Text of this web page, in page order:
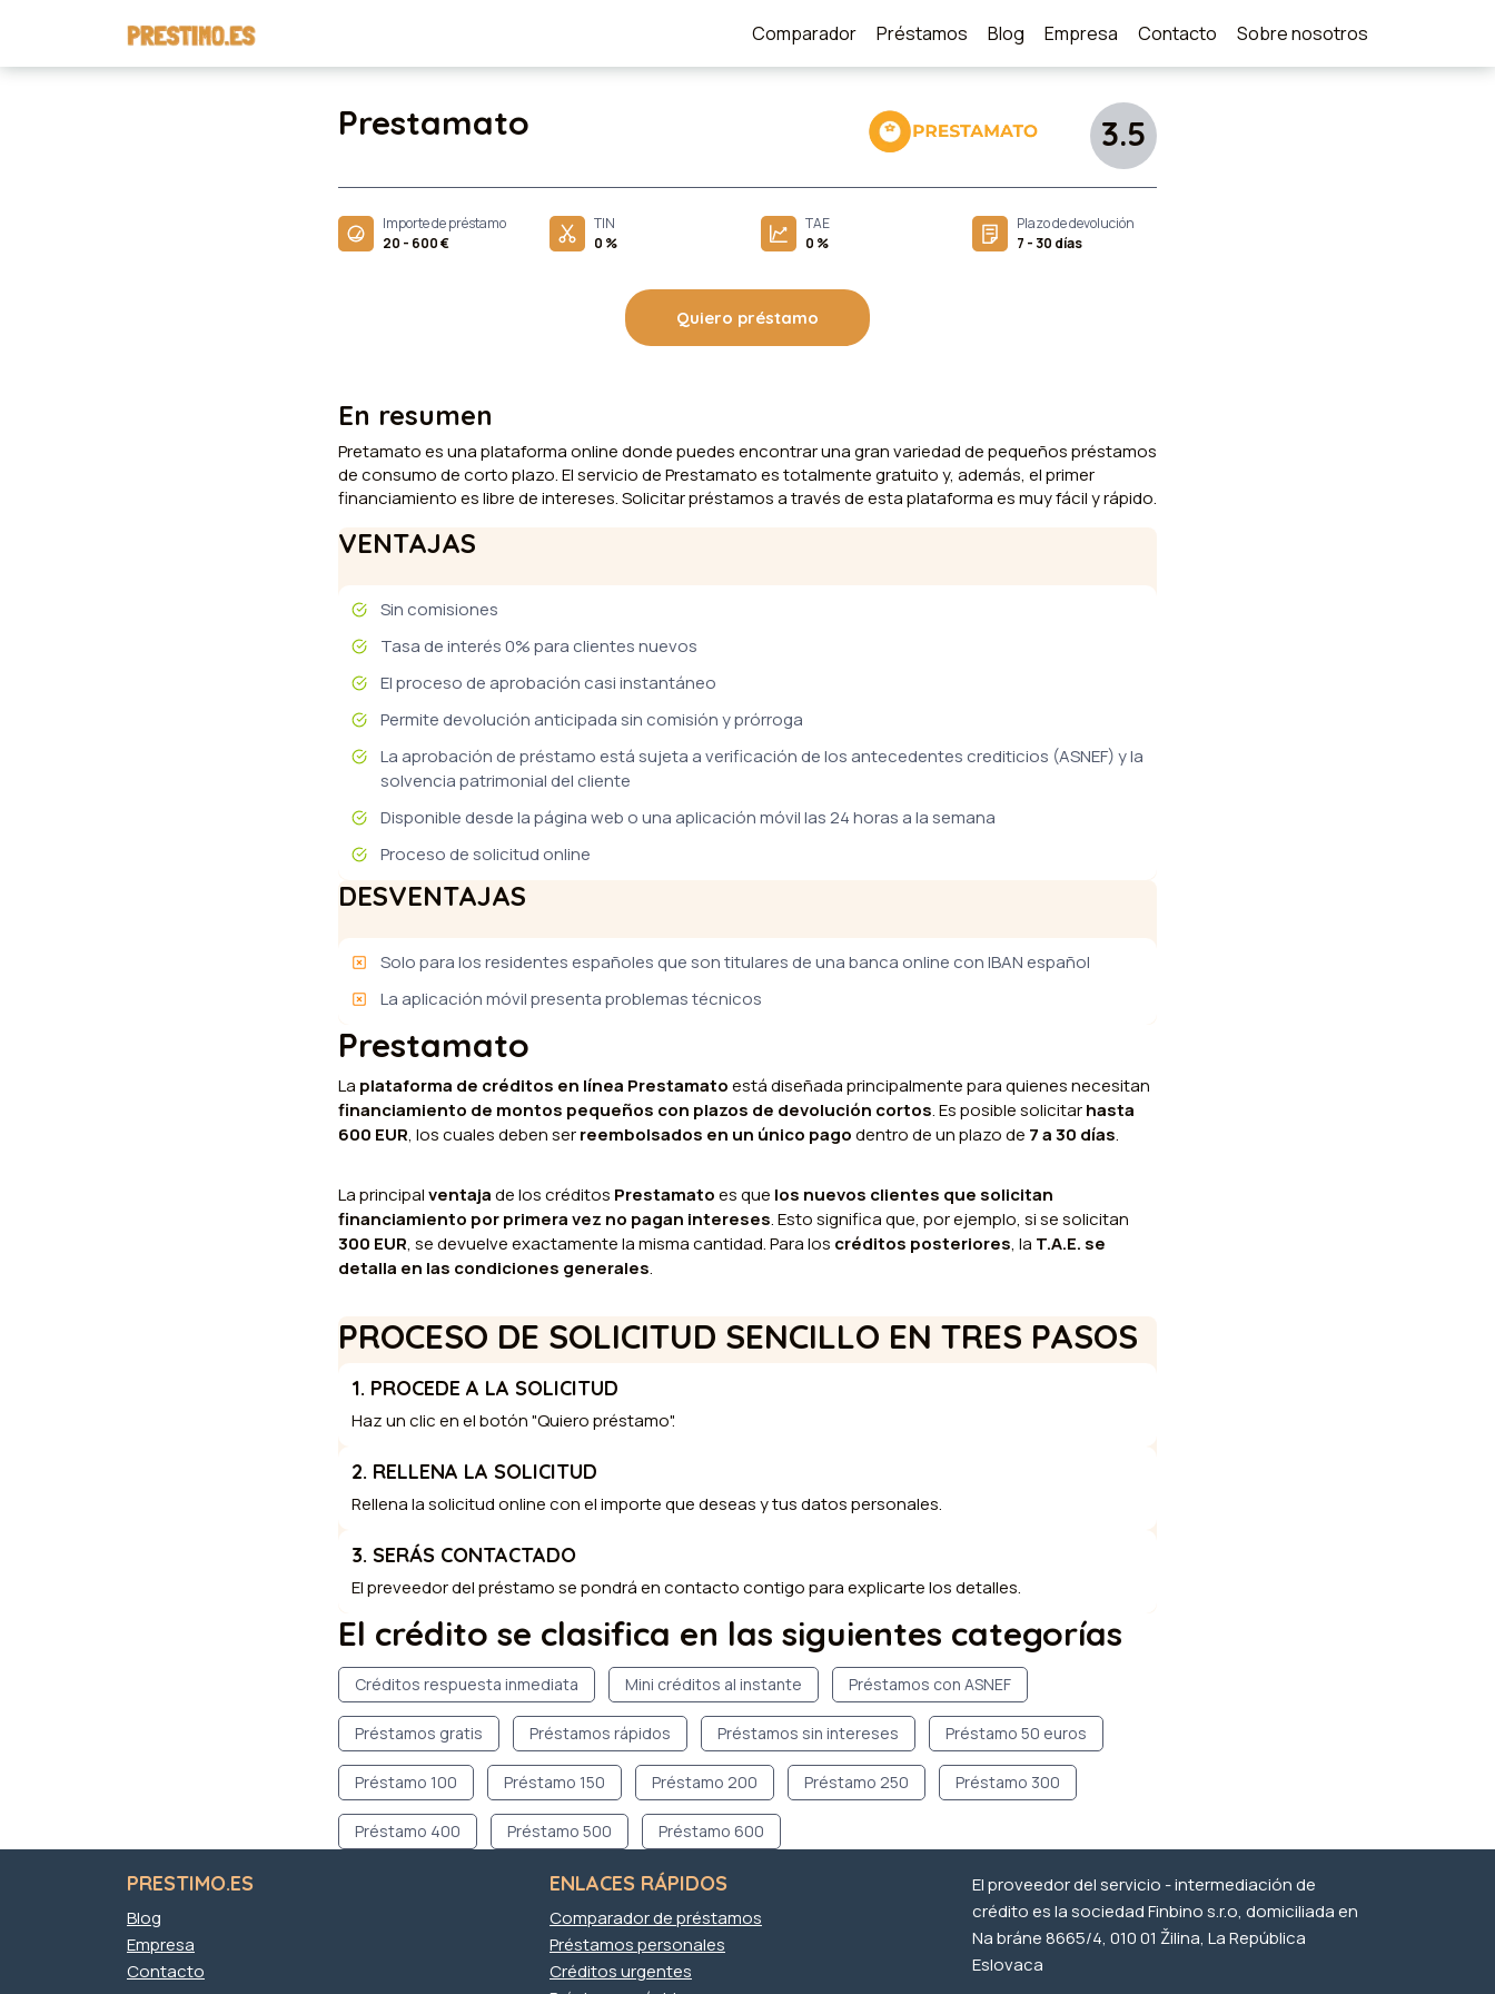
Comparador Préstamos Blog Empresa Contacto Sobre nosotros
Prestamato 3.5
Importe de préstamo
20 - 600 €
TIN
0 %
TAE
0 %
Plazo de devolución
7 - 30 días
Quiero préstamo
En resumen
Pretamato es una plataforma online donde puedes encontrar una gran variedad de pequeños préstamos
de consumo de corto plazo. El servicio de Prestamato es totalmente gratuito y, además, el primer
financiamiento es libre de intereses. Solicitar préstamos a través de esta plataforma es muy fácil y rápido.
VENTAJAS
Sin comisiones
Tasa de interés 0% para clientes nuevos
El proceso de aprobación casi instantáneo
Permite devolución anticipada sin comisión y prórroga
La aprobación de préstamo está sujeta a verificación de los antecedentes crediticios (ASNEF) y la
solvencia patrimonial del cliente
Disponible desde la página web o una aplicación móvil las 24 horas a la semana
Proceso de solicitud online
DESVENTAJAS
Solo para los residentes españoles que son titulares de una banca online con IBAN español
La aplicación móvil presenta problemas técnicos
Prestamato
La plataforma de créditos en línea Prestamatoestá diseñada principalmente para quienes necesitan
financiamiento de montos pequeños con plazos de devolución cortos. Es posible solicitarhasta
600 EUR, los cuales deben serreembolsados en un único pagodentro de un plazo de 7 a 30 días.
La principalventajade los créditos Prestamatoes que los nuevos clientes que solicitan
financiamiento por primera vez no pagan intereses. Esto significa que, por ejemplo, si se solicitan
300 EUR, se devuelve exactamente la misma cantidad. Para los créditos posteriores, la T.A.E. se
detalla en las condiciones generales.
PROCESO DE SOLICITUD SENCILLO EN TRES PASOS
1. PROCEDE A LA SOLICITUD
Haz un clic en el botón "Quiero préstamo".
2. RELLENA LA SOLICITUD
Rellena la solicitud online con el importe que deseas y tus datos personales.
3. SERÁS CONTACTADO
El preveedor del préstamo se pondrá en contacto contigo para explicarte los detalles.
El crédito se clasifica en las siguientes categorías
Créditos respuesta inmediata Mini créditos al instante Préstamos con ASNEF
Préstamos gratis Préstamos rápidos Préstamos sin intereses Préstamo 50 euros
Préstamo 100 Préstamo 150 Préstamo 200 Préstamo 250 Préstamo 300
Préstamo 400 Préstamo 500 Préstamo 600
ENLACES RÁPIDOS
Comparador de préstamos
Préstamos personales
Créditos urgentes
PRESTIMO.ES
Blog
Empresa
Contacto
El proveedor del servicio - intermediación de
crédito es la sociedad Finbino s.r.o, domiciliada en
Na bráne 8665/4, 010 01 Žilina, La República
Eslovaca